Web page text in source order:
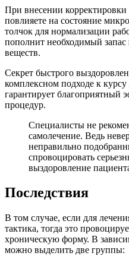
При внесении
повлияете на состояние
толчок для нормализации
пополнит необходимый
веществ.
Секрет быстрого
комплексном подходе к
гарантирует благоприятный
процедур.
Специалисты не
самолечение. Ведь
неправильно
спровоцировать
выздоровление
Последствия
В том случае, если для
тактика, тогда это
хроническую форму. В
можно выделить две группы: